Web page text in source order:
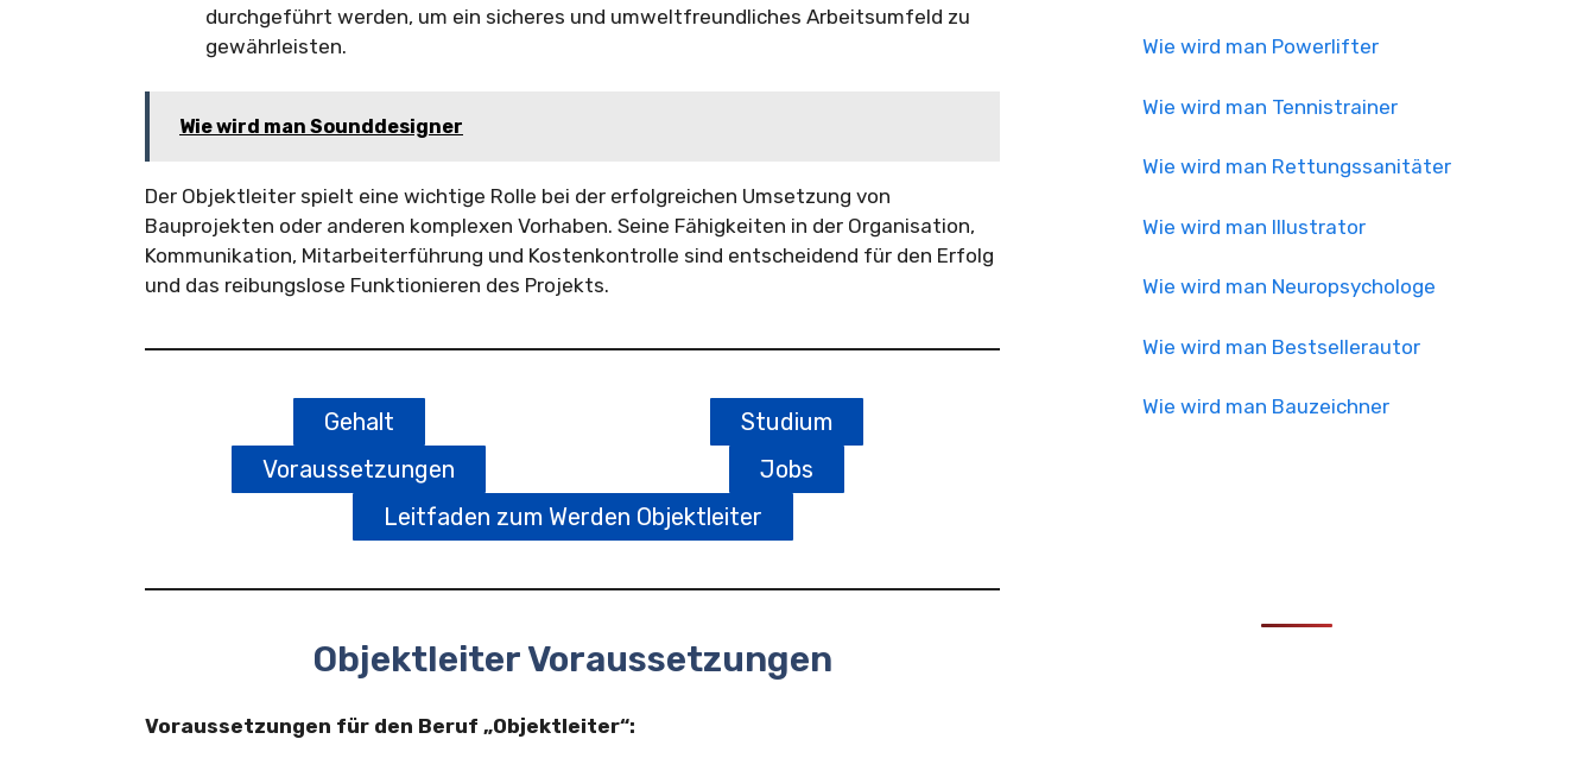
durchgeführt werden, um ein sicheres und umweltfreundliches Arbeitsumfeld zu
gewährleisten.
Wie wird man Sounddesigner
Der Objektleiter spielt eine wichtige Rolle bei der erfolgreichen Umsetzung von
Bauprojekten oder anderen komplexen Vorhaben. Seine Fähigkeiten in der Organisation,
Kommunikation, Mitarbeiterführung und Kostenkontrolle sind entscheidend für den Erfolg
und das reibungslose Funktionieren des Projekts.
Gehalt
Studium
Voraussetzungen
Jobs
Leitfaden zum Werden Objektleiter
Objektleiter Voraussetzungen
Voraussetzungen für den Beruf „Objektleiter“:
Wie wird man Powerlifter
Wie wird man Tennistrainer
Wie wird man Rettungssanitäter
Wie wird man Illustrator
Wie wird man Neuropsychologe
Wie wird man Bestsellerautor
Wie wird man Bauzeichner